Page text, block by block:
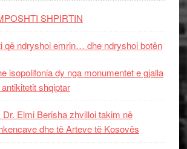
SHPIRTIN
që ndryshoi emrin… dhe ndryshoi botën
isopolifonia dy nga monumentet e gjalla
shqiptar
Dr. Elmi Berisha zhvilloi takim në
dhe të Arteve të Kosovës